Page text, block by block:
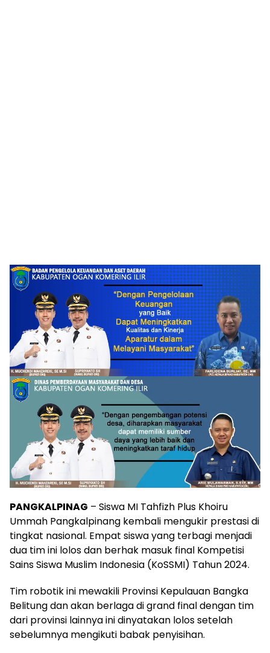
PANGKALPINAG – Siswa MI Tahfizh Plus Khoiru
Ummah Pangkalpinang kembali mengukir prestasi di
tingkat nasional. Empat siswa yang terbagi menjadi
dua tim ini lolos dan berhak masuk final Kompetisi
Sains Siswa Muslim Indonesia (KoSSMI) Tahun 2024.
Tim robotik ini mewakili Provinsi Kepulauan Bangka
Belitung dan akan berlaga di grand final dengan tim
dari provinsi lainnya ini dinyatakan lolos setelah
sebelumnya mengikuti babak penyisihan.